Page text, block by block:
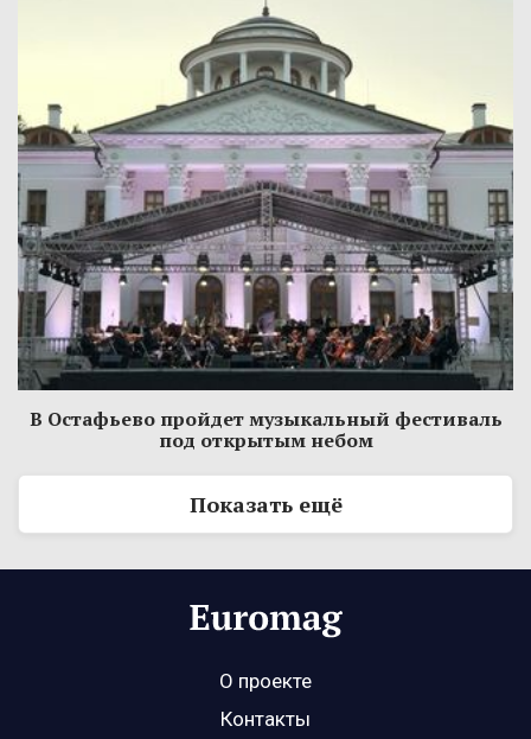
В Остафьево пройдет музыкальный фестиваль
под открытым небом
Показать ещё
О проекте
Контакты